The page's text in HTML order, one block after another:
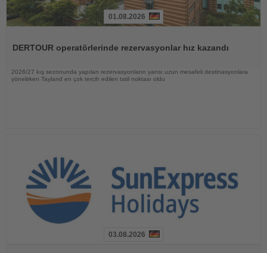
01.08.2026
DERTOUR operatörlerinde rezervasyonlar hız kazandı
2026/27 kış sezonunda yapılan rezervasyonların yarısı uzun mesafeli destinasyonlara
yönelirken Tayland en çok tercih edilen tatil noktası oldu
03.08.2026